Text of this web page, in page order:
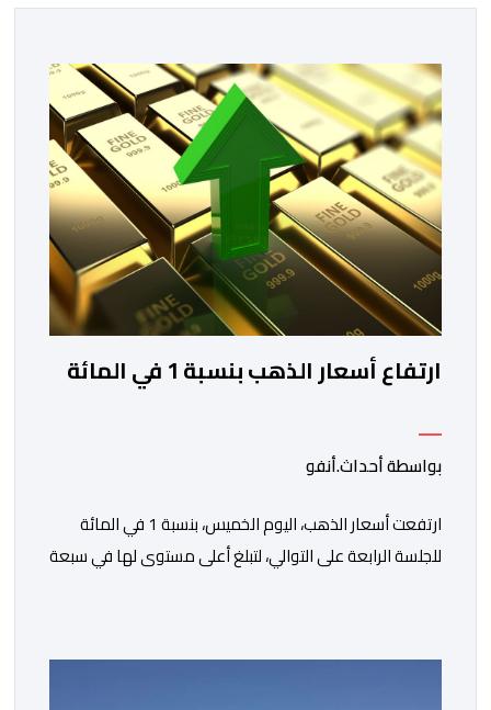
ارتفاع أسعار الذهب بنسبة 1 في المائة
بواسطة أحداث.أنفو
ارتفعت أسعار الذهب، اليوم الخميس، بنسبة 1 في المائة
للجلسة الرابعة على التوالي، لتبلغ أعلى مستوى لها في سبعة
بنسبة 1 في المائة إلى 4285,69 دولارا للأوقية، مسجلا أعلى